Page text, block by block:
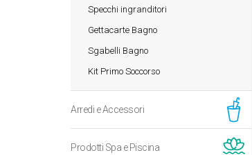
Specchi ingranditori
Gettacarte Bagno
Sgabelli Bagno
Kit Primo Soccorso
Arredi e Accessori
Prodotti Spa e Piscina